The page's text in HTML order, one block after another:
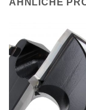
ÄHNLICHE